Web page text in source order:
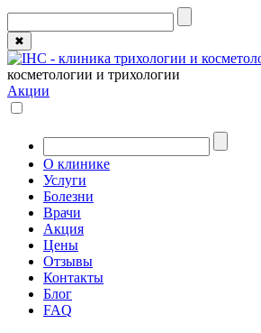
✖
косметологии и трихологии
Акции
О клинике
Услуги
Болезни
Врачи
Акция
Цены
Отзывы
Контакты
Блог
FAQ